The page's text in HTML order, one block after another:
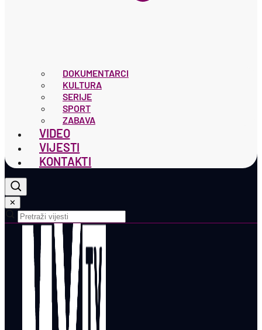
DOKUMENTARCI
KULTURA
SERIJE
SPORT
ZABAVA
VIDEO
VIJESTI
KONTAKTI
✕